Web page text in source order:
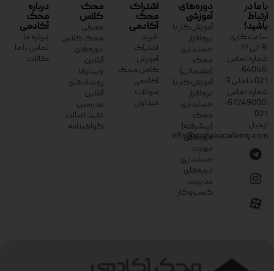
با ما در
ارتباط
باشید!
ساعت کاری
:9 الی 17
شماره تماس
:64056-
021 داخلی 3
شماره تماس
:67249000-
021
ایمیل :
info@mahakacademy.com
دوره‌های
آموزشی
آموزش کار با
نرم‌افزار
حسابداری
محک
(مقدماتی)
آموزش کار با
نرم‌افزار
حسابداری
محک
(پیشرفته)
دوره‌های
مهارت
حسابداری
دوره‌های
مدیریت
کسب‌وکار
اشتراک
محک
آکادمی
خرید
اشتراک
آموزش
کامل محک
آکادمی
سوالات
متداول
محک
کلاس
معرفی
محک کلاس
دوره‌های
آنلاین
وبینارها
رویدادهای
آنلاین
مدرسین
تایید اصالت
گواهینامه
درباره
محک
آکادمی
درباره ما
تماس با ما
مقالات